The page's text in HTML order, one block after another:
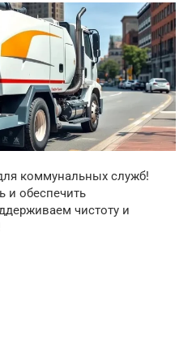
коммунальных служб!
и обеспечить
чистоту и